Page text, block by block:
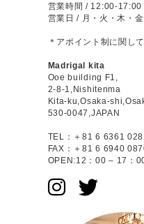
営業時間 / 12:00-17:00
営業日 / 月・火・木・
＊アポイント制に関し
Madrigal kita
Ooe building F1,
2-8-1,Nishitenma
Kita-ku,Osaka-
530-0047,JAPAN
TEL：＋81 6 6361
FAX：＋81 6 6940
OPEN:12：00 – 17：